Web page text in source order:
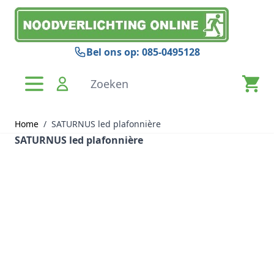
Ga naar de inhoud
Bel ons op: 085-0495128
Zoeken
Home / SATURNUS led plafonnière
SATURNUS led plafonnière